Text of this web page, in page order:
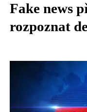
Fake news
rozpoznat